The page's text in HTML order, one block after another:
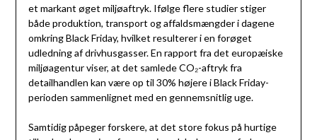
et markant øget miljøaftryk. Ifølge flere studier stiger
både produktion, transport og affaldsmængder i dagene
omkring Black Friday, hvilket resulterer i en forøget
udledning af drivhusgasser. En rapport fra det europæiske
miljøagentur viser, at det samlede CO₂-aftryk fra
detailhandlen kan være op til 30% højere i Black Friday-
perioden sammenlignet med en gennemsnitlig uge.
Samtidig påpeger forskere, at det store fokus på hurtige